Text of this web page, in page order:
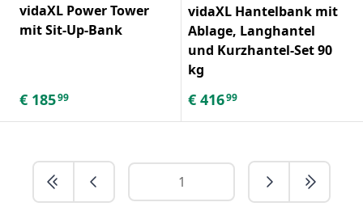
vidaXL Power Tower
mit Sit-Up-Bank
€ 18599
vidaXL Hantelbank mit
Ablage, Langhantel
und Kurzhantel-Set 90
kg
€ 41699